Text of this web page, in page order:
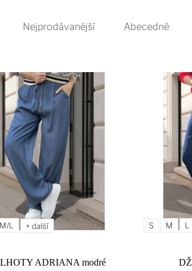
Nejprodávanější Abecedně
M/L + další
ADRIANA modré
S M L